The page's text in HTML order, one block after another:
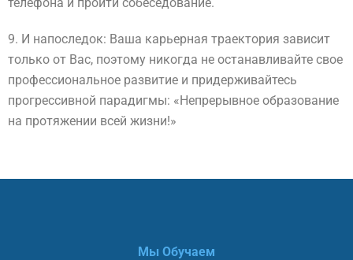
9. И напоследок: Ваша карьерная траектория зависит
только от Вас, поэтому никогда не останавливайте свое
профессиональное развитие и придерживайтесь
прогрессивной парадигмы: «Непрерывное образование
на протяжении всей жизни!»
Мы Обучаем